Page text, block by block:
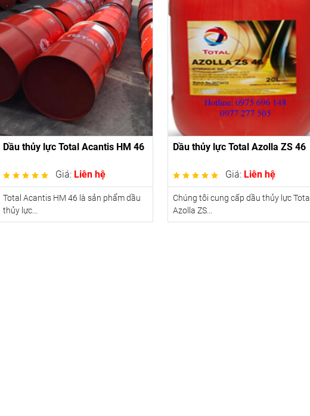
Dầu thủy lực Total Acantis HM 46
Giá: Liên hệ
Total Acantis HM 46 là sản phẩm dầu
thủy lực...
Dầu thủy lực Total Azolla ZS 46
Giá: Liên hệ
Chúng tôi cung cấp dầu thủy lực Total
Azolla ZS...